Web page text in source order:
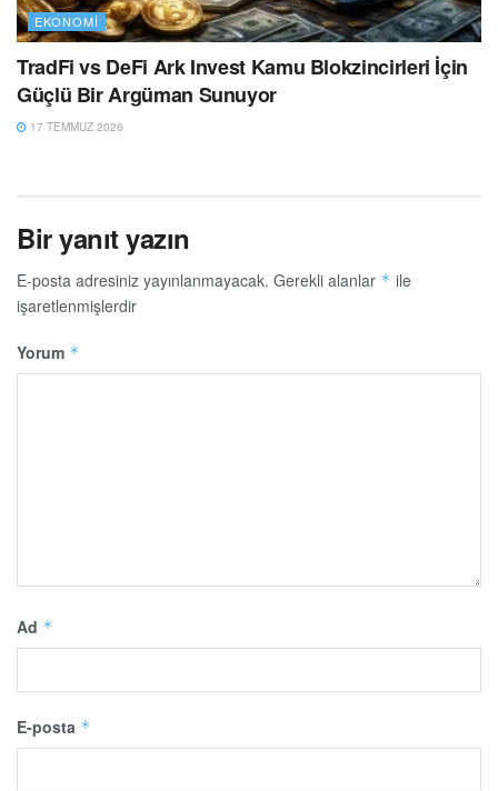
EKONOMI
TradFi vs DeFi Ark Invest Kamu Blokzincirleri İçin
Güçlü Bir Argüman Sunuyor
17 TEMMUZ 2026
Bir yanıt yazın
E-posta adresiniz yayınlanmayacak. Gerekli alanlar * ile
işaretlenmişlerdir
Yorum *
Ad *
E-posta *